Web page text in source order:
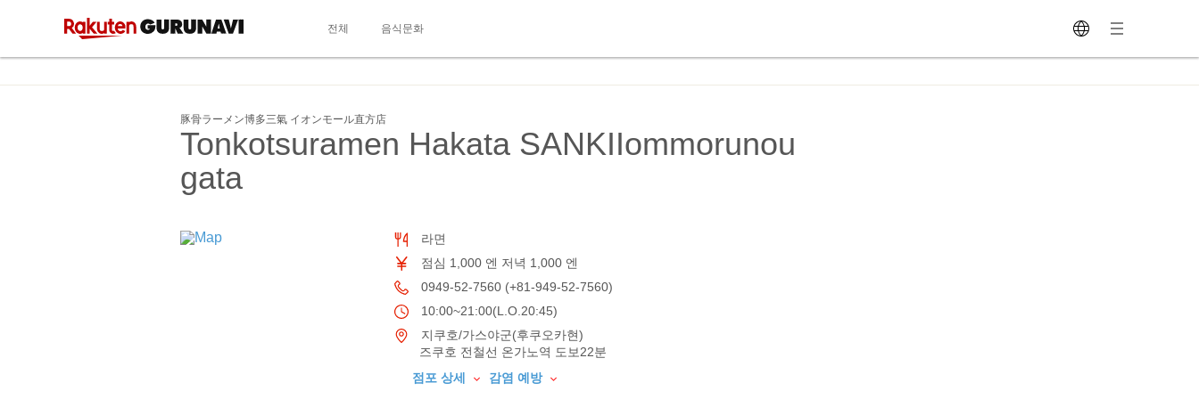
전체 음식문화
豚骨ラーメン博多三氣 イオンモール直方店
Tonkotsuramen Hakata SANKIIommorunou
gata
라면
점심 1,000 엔 저녁 1,000 엔
0949-52-7560 (+81-949-52-7560)
10:00~21:00(L.O.20:45)
지쿠호/가스야군(후쿠오카현)
즈쿠호 전철선 온가노역 도보22분
점포 상세
감염 예방